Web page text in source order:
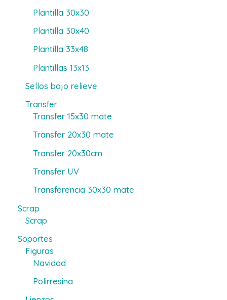
Plantilla 30x30
Plantilla 30x40
Plantilla 33x48
Plantillas 13x13
Sellos bajo relieve
Transfer
Transfer 15x30 mate
Transfer 20x30 mate
Transfer 20x30cm
Transfer UV
Transferencia 30x30 mate
Scrap
Scrap
Soportes
Figuras
Navidad
Polirresina